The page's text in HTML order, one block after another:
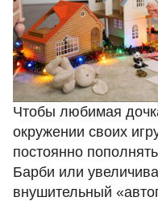
Чтобы любимая
окружении своих
постоянно
Барби или
внушительный